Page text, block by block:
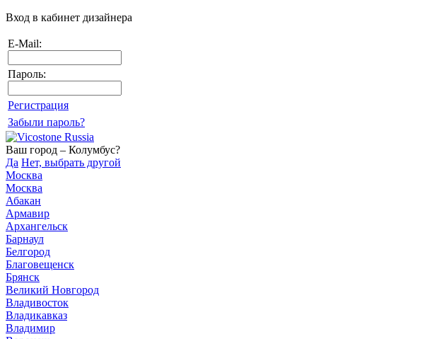
Вход в кабинет дизайнера
E-Mail:
Пароль:
Регистрация
Забыли пароль?
Ваш город – Колумбус?
Да Нет, выбрать другой
Москва
Москва
Абакан
Армавир
Архангельск
Барнаул
Белгород
Благовещенск
Брянск
Великий Новгород
Владивосток
Владикавказ
Владимир